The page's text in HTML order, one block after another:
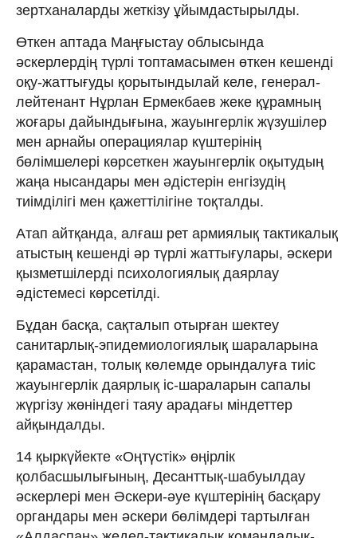
зертханаларды жеткізу ұйымдастырылды.
Өткен аптада Маңғыстау облысында
әскерлердің түрлі топтамасымен өткен кешенді
оқу-жаттығуды қорытындылай келе, генерал-
лейтенант Нұрлан Ермекбаев жеке құрамның
жоғары дайындығына, жауынгерлік жүзушілер
мен арнайы операциялар күштерінің
бөлімшелері көрсеткен жауынгерлік оқытудың
жаңа нысандары мен әдістерін енгізудің
тиімділігі мен қажеттілігіне тоқталды.
Атап айтқанда, алғаш рет армиялық тактикалық
атыстың кешенді әр түрлі жаттығулары, әскери
қызметшілерді психологиялық даярлау
әдістемесі көрсетілді.
Бұдан басқа, сақталып отырған шектеу
санитарлық-эпидемиологиялық шараларына
қарамастан, толық көлемде орындалуға тиіс
жауынгерлік даярлық іс-шараларын сапалы
жүргізу жөніндегі таяу арадағы міндеттер
айқындалды.
14 қыркүйекте «Оңтүстік» өңірлік
қолбасшылығының, Десанттық-шабуылдау
әскерлері мен Әскери-әуе күштерінің басқару
органдары мен әскери бөлімдері тартылған